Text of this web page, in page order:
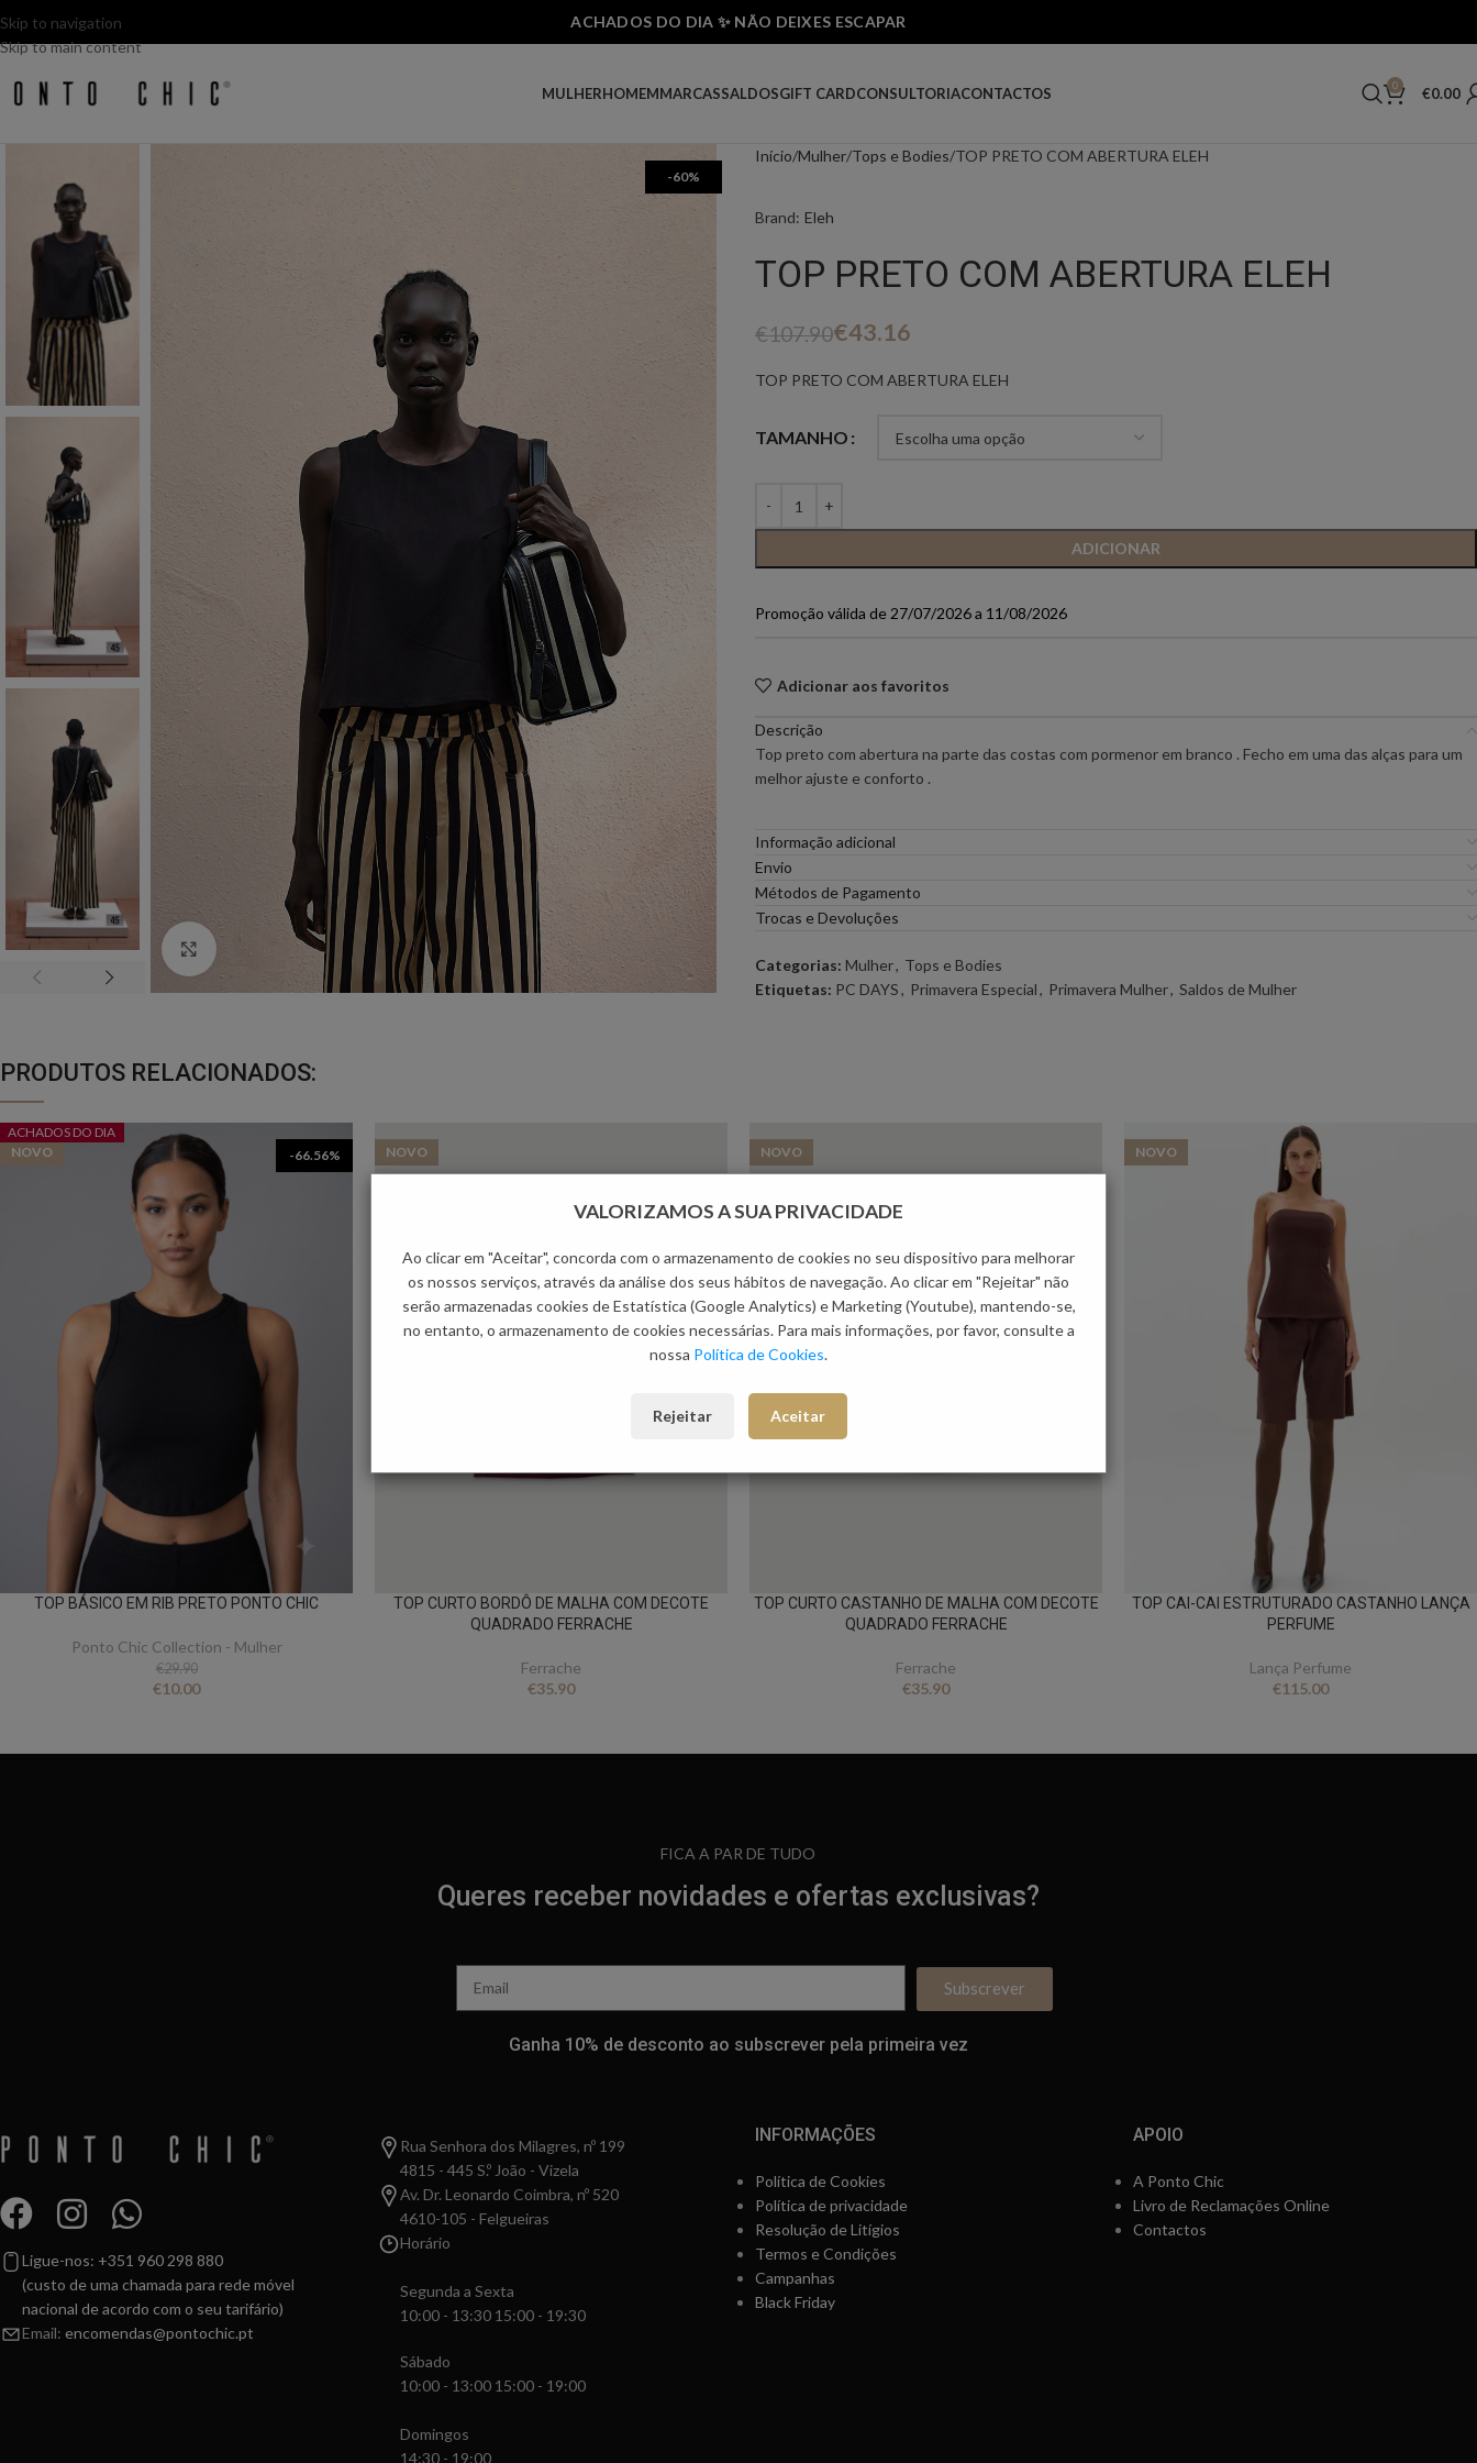
Skip to navigation
Skip to main content
ACHADOS DO DIA ✨ NÃO DEIXES ESCAPAR
MULHERHOMEMMARCAS
PONTO CHIC COLLECTION –
MULHER
PONTO CHIC PREMIUM ANIYE BY BSB
ELEH FERRACHE
GOA GOA ICE PLAY
LOCOLUXO MIGUEL VIEIRA MISS YOU MVP
SCOTCH & SODA
RUGA
SALDOSGIFT CARDCONSULTORIACONTACTOS 0 €0.00
-60%
Click to enlarge
Início Mulher Tops e Bodies TOP PRETO COM ABERTURA ELEH
Brand: Eleh
TOP PRETO COM ABERTURA ELEH
€107.90€43.16
TOP PRETO COM ABERTURA ELEH
TAMANHO
ADICIONAR
Promoção válida de 27/07/2026 a 11/08/2026
Adicionar aos favoritos
Descrição
Top preto com abertura na parte das costas com pormenor em branco . Fecho em uma das alças para um
melhor ajuste e conforto .
Informação adicional
Envio
Métodos de Pagamento
Trocas e Devoluções
Categorias: Mulher, Tops e Bodies
Etiquetas: PC DAYS, Primavera Especial, Primavera Mulher, Saldos de Mulher
PRODUTOS RELACIONADOS:
NOVO -66.56%
ACHADOS DO DIA
TOP BÁSICO EM RIB PRETO PONTO CHIC
Ponto Chic Collection - Mulher
€29.90
€10.00
NOVO
TOP CURTO BORDÔ DE MALHA COM DECOTE
QUADRADO FERRACHE
Ferrache
€35.90
NOVO
TOP CURTO CASTANHO DE MALHA COM DECOTE
QUADRADO FERRACHE
Ferrache
€35.90
NOVO
TOP CAI-CAI ESTRUTURADO CASTANHO LANÇA
PERFUME
Lança Perfume
€115.00
FICA A PAR DE TUDO
Queres receber novidades e ofertas exclusivas?
Subscrever
Ganha 10% de desconto ao subscrever pela primeira vez
Ligue-nos: +351 960 298 880
(custo de uma chamada para rede móvel
nacional de acordo com o seu tarifário)
Email: encomendas@pontochic.pt
Rua Senhora dos Milagres, nº 199
4815 - 445 S.º João - Vizela
Av. Dr. Leonardo Coimbra, nº 520
4610-105 - Felgueiras
Horário
Segunda a Sexta
10:00 - 13:30 15:00 - 19:30
Sábado
10:00 - 13:00 15:00 - 19:00
Domingos
14:30 - 19:00
INFORMAÇÕES
Política de Cookies
Política de privacidade
Resolução de Litígios
Termos e Condições
Campanhas
Black Friday
APOIO
A Ponto Chic
Livro de Reclamações Online
Contactos
VALORIZAMOS A SUA PRIVACIDADE
Ao clicar em "Aceitar", concorda com o armazenamento de cookies no seu dispositivo para melhorar
os nossos serviços, através da análise dos seus hábitos de navegação. Ao clicar em "Rejeitar" não
serão armazenadas cookies de Estatística (Google Analytics) e Marketing (Youtube), mantendo-se,
no entanto, o armazenamento de cookies necessárias. Para mais informações, por favor, consulte a
nossa Política de Cookies.
Rejeitar Aceitar